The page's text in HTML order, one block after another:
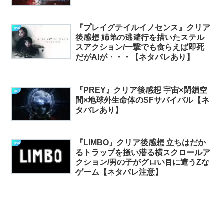
ps4
『プレイグテイルイノセンス』クリア
後感想 姉弟の逃避行を描いたステル
スアクション/一撃でも食らえば即死
だがAIが・・・【ネタバレあり】
ps4
『PREY』クリア後感想 宇宙×閉鎖空
間×地球外生命体のSFサバイバル【ネ
タバレあり】
ps4
『LIMBO』クリア後感想 立ちはだか
るトラップを掻い潜る横スクロールア
クション/男の子がグロい目に遭うZな
ゲーム【ネタバレ注意】